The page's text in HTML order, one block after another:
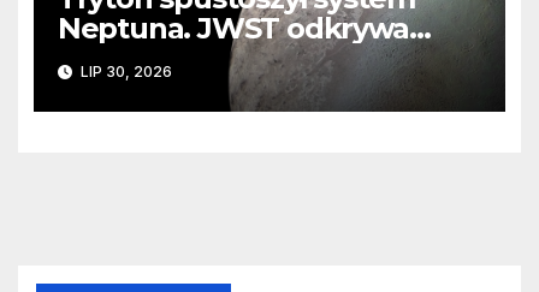
Neptuna. JWST odkrywa
ślady kosmicznej katastrofy i
zaginionego lodu
LIP 30, 2026